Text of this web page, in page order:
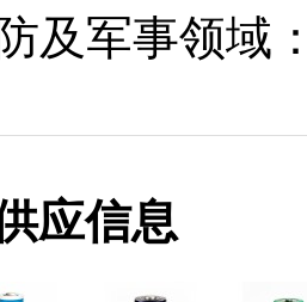
及军事领域
应信息